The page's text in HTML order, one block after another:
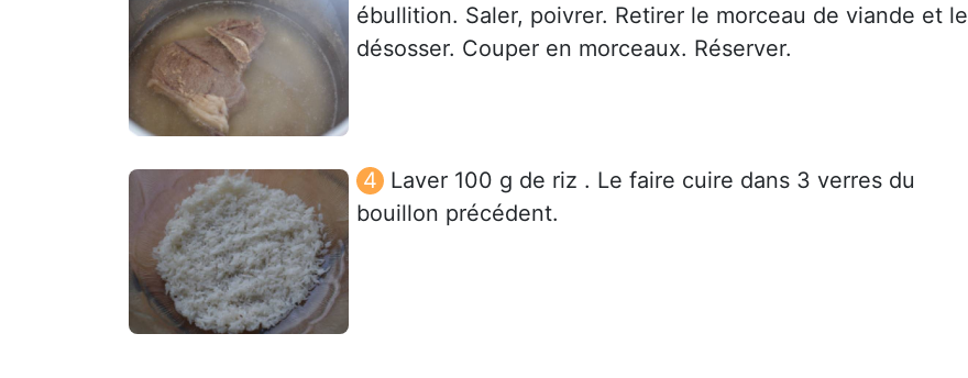
ébullition. Saler, poivrer. Retirer le morceau de viande et le
désosser. Couper en morceaux. Réserver.
Laver 100 g de riz . Le faire cuire dans 3 verres du
bouillon précédent.